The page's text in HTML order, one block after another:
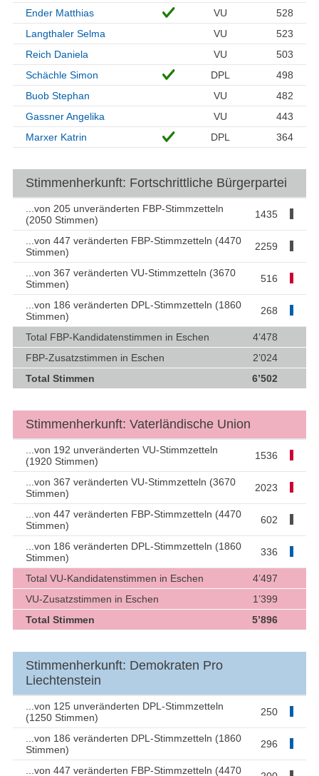
Ender Matthias
VU
528
Langthaler Selma
VU
523
Reich Daniela
VU
503
Schächle Simon
DPL
498
Buob Stephan
VU
482
Gassner Angelika
VU
443
Marxer Katrin
DPL 364
Stimmenherkunft: Fortschrittliche Bürgerpartei
...von 205 unveränderten FBP-Stimmzetteln
(2050 Stimmen)
1435
...von 447 veränderten FBP-Stimmzetteln (4470
Stimmen)
2259
...von 367 veränderten VU-Stimmzetteln (3670
Stimmen)
516
...von 186 veränderten DPL-Stimmzetteln (1860
Stimmen)
268
Total FBP-Kandidatenstimmen in Eschen
4’478
FBP-Zusatzstimmen in Eschen
2’024
Total Stimmen
6’502
Stimmenherkunft: Vaterländische Union
...von 192 unveränderten VU-Stimmzetteln
(1920 Stimmen)
1536
...von 367 veränderten VU-Stimmzetteln (3670
Stimmen)
2023
...von 447 veränderten FBP-Stimmzetteln (4470
Stimmen)
602
...von 186 veränderten DPL-Stimmzetteln (1860
Stimmen)
336
Total VU-Kandidatenstimmen in Eschen
4’497
VU-Zusatzstimmen in Eschen
1’399
Total Stimmen
5’896
Stimmenherkunft: Demokraten Pro
Liechtenstein
...von 125 unveränderten DPL-Stimmzetteln
(1250 Stimmen)
250
...von 186 veränderten DPL-Stimmzetteln (1860
Stimmen)
296
...von 447 veränderten FBP-Stimmzetteln (4470